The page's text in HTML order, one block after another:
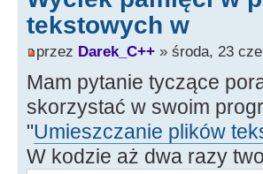
tekstowych w
przez Darek_C++ » środa, 23
Mam pytanie tyczące
skorzystać w swoim
"Umieszczanie plików
W kodzie aż dwa razy